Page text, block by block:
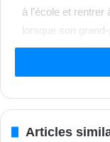
à l’école et
lorsque son
mille francs CFA
(CE2). De là, il
Articles